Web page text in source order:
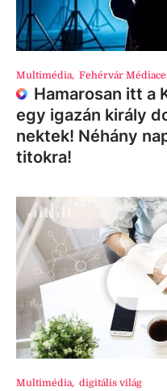
Multimédia, Fehérvár
Hamarosan itt a
egy igazán király
nektek! Néhány
titokra!
Multimédia, digitális világ